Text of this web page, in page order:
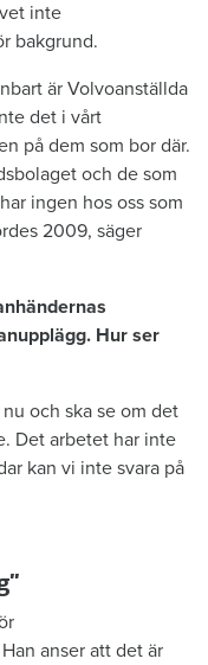
inte
bakgrund.
är Volvoanställda
det i vårt
på dem som bor där.
och de som
ingen hos oss som
2009, säger
Hur ser
och ska se om det
Det arbetet har inte
kan vi inte svara på
anser att det är